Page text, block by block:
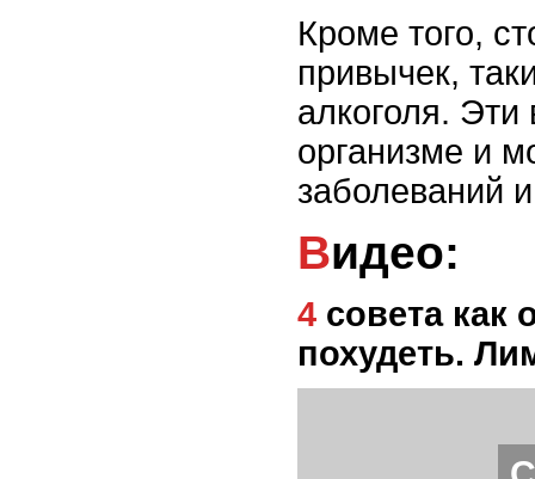
Кроме того,
привычек,
алкоголя.
организме и
заболеваний
Видео:
4 совета как очистить свой организм и
похудеть.